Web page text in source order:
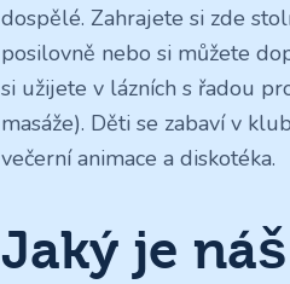
dospělé. Zahrajete si zde
posilovně nebo si můžete
si užijete v lázních s řadou
masáže). Děti se zabaví v
večerní animace a diskotéka.
Jaký je